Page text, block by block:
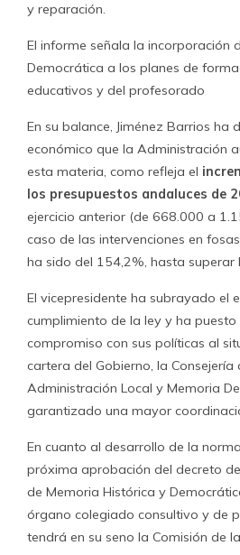
y reparación.
El informe señala la incorporación
Democrática a los planes de
educativos y del profesorado
En su balance, Jiménez Barrios ha
económico que la Administración
esta materia, como refleja el
los presupuestos andaluces de
ejercicio anterior (de 668.000 a
caso de las intervenciones en
ha sido del 154,2%, hasta superar
El vicepresidente ha subrayado el
cumplimiento de la ley y ha
compromiso con sus políticas al
cartera del Gobierno, la Consejería
Administración Local y Memoria
garantizado una mayor
En cuanto al desarrollo de la
próxima aprobación del decreto
de Memoria Histórica y
órgano colegiado consultivo y de
tendrá en su seno la Comisión de